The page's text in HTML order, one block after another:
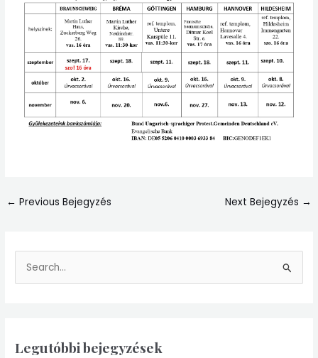
← Previous Bejegyzés Next Bejegyzés →
e
c
Legutóbbi bejegyzések